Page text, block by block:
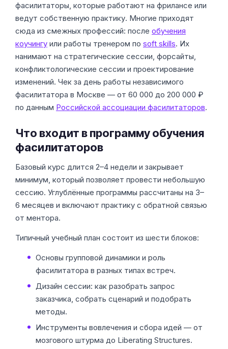
фасилитаторы, которые работают на фрилансе или
ведут собственную практику. Многие приходят
сюда из смежных профессий: после обучения
коучингу или работы тренером по soft skills. Их
нанимают на стратегические сессии, форсайты,
конфликтологические сессии и проектирование
изменений. Чек за день работы независимого
фасилитатора в Москве — от 60 000 до 200 000 ₽
по данным Российской ассоциации фасилитаторов.
Что входит в программу обучения
фасилитаторов
Базовый курс длится 2–4 недели и закрывает
минимум, который позволяет провести небольшую
сессию. Углублённые программы рассчитаны на 3–
6 месяцев и включают практику с обратной связью
от ментора.
Типичный учебный план состоит из шести блоков:
Основы групповой динамики и роль
фасилитатора в разных типах встреч.
Дизайн сессии: как разобрать запрос
заказчика, собрать сценарий и подобрать
методы.
Инструменты вовлечения и сбора идей — от
мозгового штурма до Liberating Structures.